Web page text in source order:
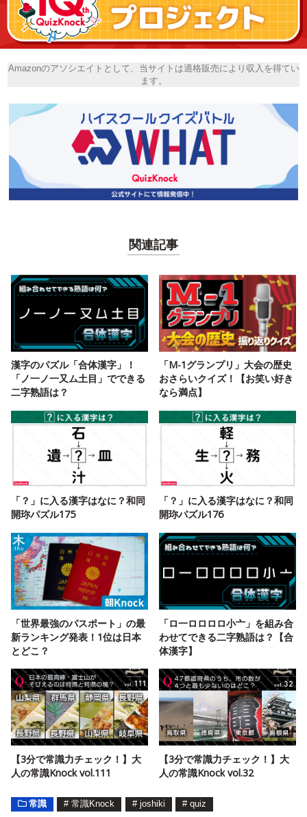
Amazonのアソシエイトとして、当サイトは適格販売により収入を得てい
ます。
関連記事
漢字のパズル「合体漢字」！
「ノ一ノ一又ム土目」でできる
二字熟語は？
「M-1グランプリ」大会の歴史
おさらいクイズ！【お笑い好き
なら満点】
「？」に入る漢字はなに？和同
開珎パズル175
「？」に入る漢字はなに？和同
開珎パズル176
「世界最強のパスポート」の最
新ランキング発表！1位は日本
とどこ？
「ロ一ロロロロ小亠」を組み合
わせてできる二字熟語は？【合
体漢字】
【3分で常識力チェック！】大
人の常識Knock vol.111
【3分で常識力チェック！】大
人の常識Knock vol.32
常識 # 常識Knock # joshiki # quiz